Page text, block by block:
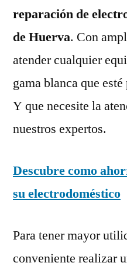
reparación de
de Huerva. Con
atender cualquier
gama blanca que
Y que necesite la
nuestros expertos.
Descubre como
su electrodoméstico
Para tener mayor
conveniente realizar